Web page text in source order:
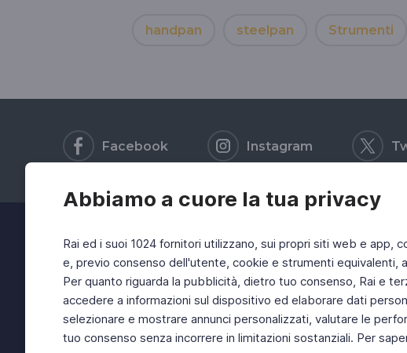
Abbiamo a cuore la tua privacy
Rai ed i suoi 1024 fornitori utilizzano, sui propri siti web e app,
e, previo consenso dell'utente, cookie e strumenti equivalenti,
Per quanto riguarda la pubblicità, dietro tuo consenso, Rai e
accedere a informazioni sul dispositivo ed elaborare dati
selezionare e mostrare annunci personalizzati, valutare le
tuo consenso senza incorrere in limitazioni sostanziali. Per
handpan steelpan Strumenti
Facebook Instagram